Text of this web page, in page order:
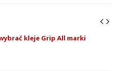
kleje Grip All marki